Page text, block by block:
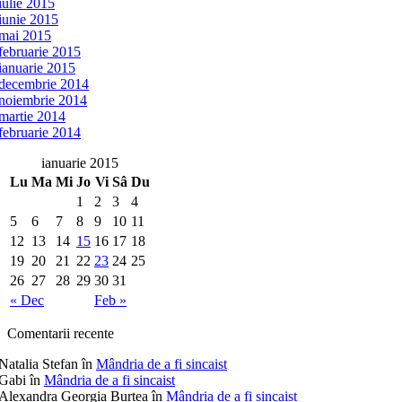
2015
2015
2015
2015
2015
2014
2014
2014
2014
ianuarie 2015
Lu Ma Mi Jo Vi Sâ Du
« Dec Feb »
1 2 3
4
5
6 7 8 9 10 11
12 13 14 15 16 17 18
19 20 21 22 23 24 25
26 27 28 29 30 31
Comentarii recente
Stefanîn Mândria de a fi sincaist
în Mândria de a fi sincaist
Georgia Burteaîn Mândria de a fi sincaist